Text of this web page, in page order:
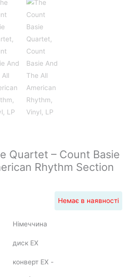
Quartet – Count Basie
Rhythm Section
Немає в наявності
Нiмеччина
диск EX
конверт EX -
REGGAE
ROCK